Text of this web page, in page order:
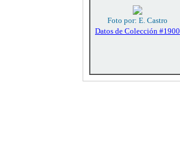
Foto por: E. Castro
Datos de Colección #1900